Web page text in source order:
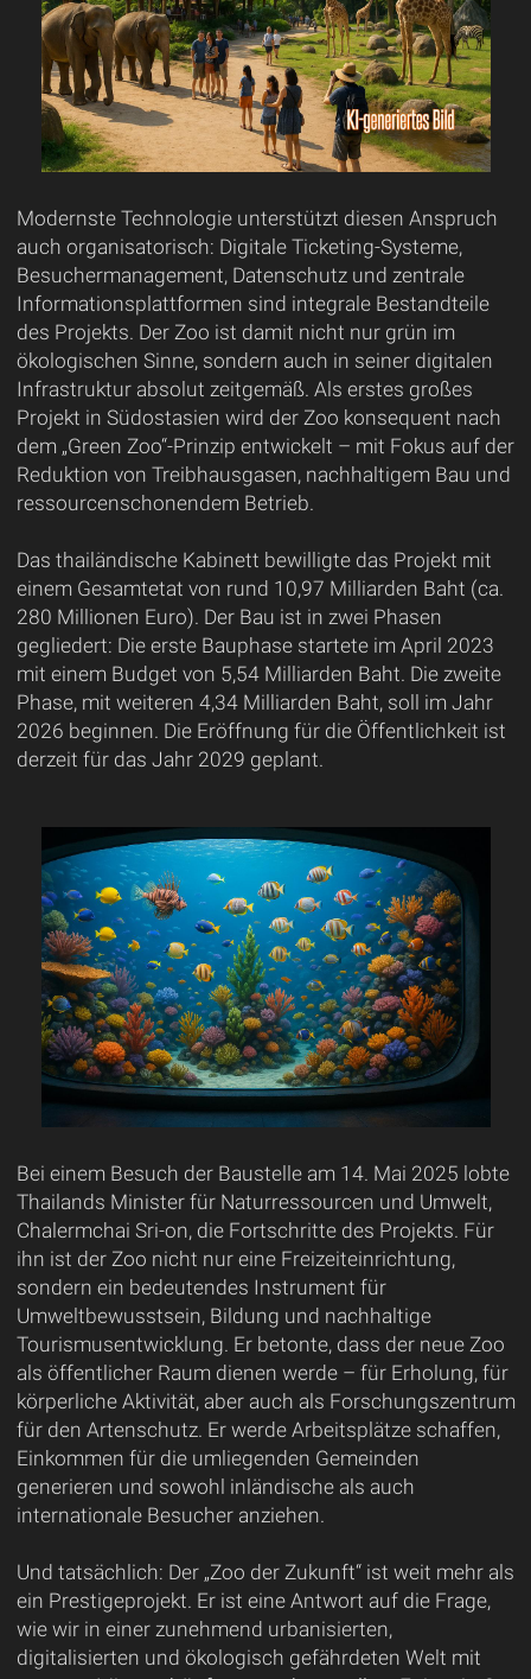
Modernste Technologie unterstützt diesen Anspruch
auch organisatorisch: Digitale Ticketing-Systeme,
Besuchermanagement, Datenschutz und zentrale
Informationsplattformen sind integrale Bestandteile
des Projekts. Der Zoo ist damit nicht nur grün im
ökologischen Sinne, sondern auch in seiner digitalen
Infrastruktur absolut zeitgemäß. Als erstes großes
Projekt in Südostasien wird der Zoo konsequent nach
dem „Green Zoo“-Prinzip entwickelt – mit Fokus auf der
Reduktion von Treibhausgasen, nachhaltigem Bau und
ressourcenschonendem Betrieb.
Das thailändische Kabinett bewilligte das Projekt mit
einem Gesamtetat von rund 10,97 Milliarden Baht (ca.
280 Millionen Euro). Der Bau ist in zwei Phasen
gegliedert: Die erste Bauphase startete im April 2023
mit einem Budget von 5,54 Milliarden Baht. Die zweite
Phase, mit weiteren 4,34 Milliarden Baht, soll im Jahr
2026 beginnen. Die Eröffnung für die Öffentlichkeit ist
derzeit für das Jahr 2029 geplant.
Bei einem Besuch der Baustelle am 14. Mai 2025 lobte
Thailands Minister für Naturressourcen und Umwelt,
Chalermchai Sri-on, die Fortschritte des Projekts. Für
ihn ist der Zoo nicht nur eine Freizeiteinrichtung,
sondern ein bedeutendes Instrument für
Umweltbewusstsein, Bildung und nachhaltige
Tourismusentwicklung. Er betonte, dass der neue Zoo
als öffentlicher Raum dienen werde – für Erholung, für
körperliche Aktivität, aber auch als Forschungszentrum
für den Artenschutz. Er werde Arbeitsplätze schaffen,
Einkommen für die umliegenden Gemeinden
generieren und sowohl inländische als auch
internationale Besucher anziehen.
Und tatsächlich: Der „Zoo der Zukunft“ ist weit mehr als
ein Prestigeprojekt. Er ist eine Antwort auf die Frage,
wie wir in einer zunehmend urbanisierten,
digitalisierten und ökologisch gefährdeten Welt mit